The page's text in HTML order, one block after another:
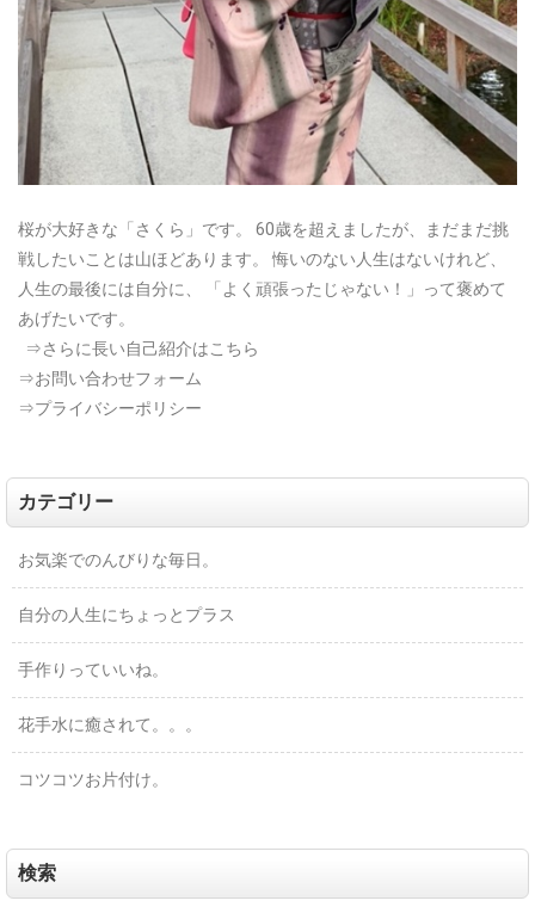
桜が大好きな「さくら」です。
60歳を超えましたが、まだまだ挑
戦したいことは山ほどあります。
悔いのない人生はないけれど、
人生の最後には自分に、
「よく頑張ったじゃない！」って褒めて
あげたいです。
⇒さらに長い自己紹介はこちら
⇒お問い合わせフォーム
⇒プライバシーポリシー
カテゴリー
お気楽でのんびりな毎日。
自分の人生にちょっとプラス
手作りっていいね。
花手水に癒されて。。。
コツコツお片付け。
検索